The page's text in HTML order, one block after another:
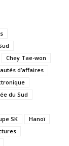
Chey Tae-won
d’affaires
du Sud
SK
Hanoï